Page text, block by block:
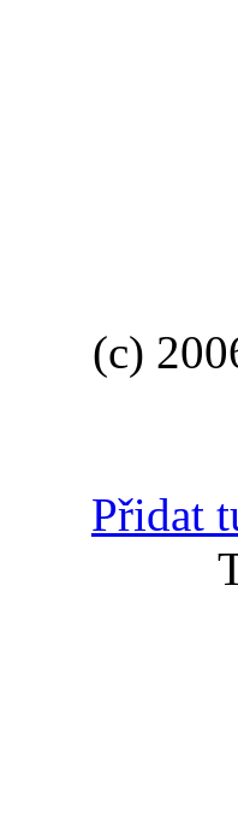
(c)
Přidat